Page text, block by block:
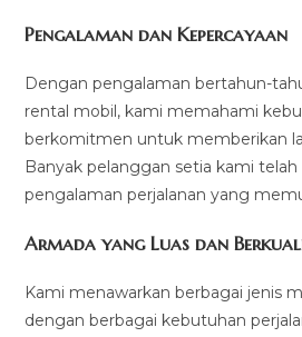
Pengalaman dan Kepercayaan
Dengan pengalaman bertahun-
rental mobil, kami memahami
berkomitmen untuk memberikan
Banyak pelanggan setia kami
pengalaman perjalanan yang
Armada yang Luas dan
Kami menawarkan berbagai jenis
dengan berbagai kebutuhan